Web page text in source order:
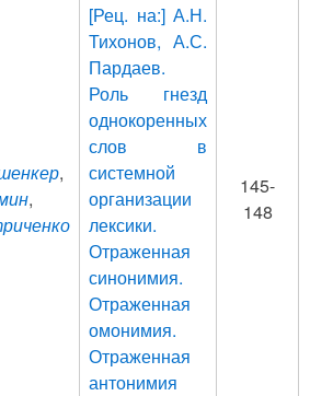
,
,
[Рец. на:] А.Н.
Тихонов, А.С.
Пардаев.
Роль гнезд
однокоренных
слов в
системной
организации
лексики.
Отраженная
синонимия.
Отраженная
омонимия.
Отраженная
антонимия
145-
148